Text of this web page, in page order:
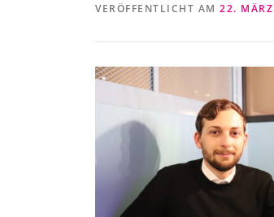
VERÖFFENTLICHT AM 22.